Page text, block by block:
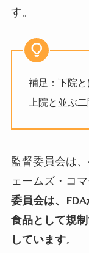
す。
補足：下院と
上院と並ぶ二
監督委員会は
ェームズ・コ
委員会は、
食品として規
しています。